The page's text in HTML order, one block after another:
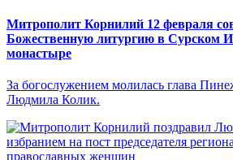
Митрополит Корнилий 12 февраля
Божественную литургию в Сурском
монастыре
За богослужением молилась глава
Людмила Колик.